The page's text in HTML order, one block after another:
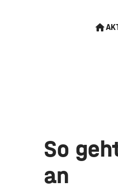
So
an